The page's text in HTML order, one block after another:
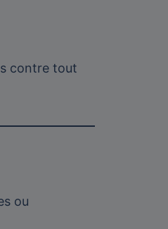
contre tout
ou